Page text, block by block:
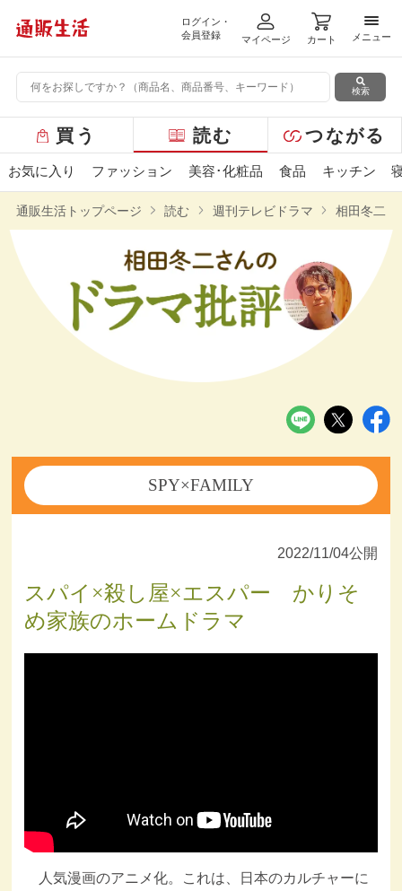
ログイン・
会員登録
マイページ カート
メニ
メニュー
検索
ー
バ
ニ
買う 読む つながる
お気に入り ファッション 美容･化粧品 食品 キッチン
通販生活トップページ 読む 週刊テレビドラマ 相田冬二さ
SPY×FAMILY
2022/11/04公開
スパイ×殺し屋×エスパー かりそ
め家族のホームドラマ
人気漫画のアニメ化。これは、日本のカルチャーに